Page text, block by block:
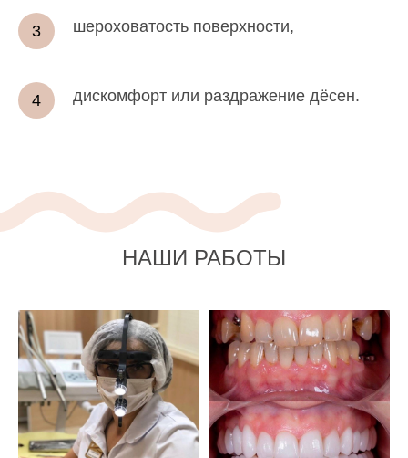
шероховатость поверхности,
дискомфорт или раздражение дёсен.
НАШИ РАБОТЫ